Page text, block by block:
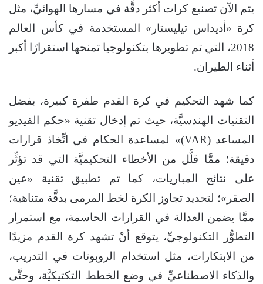
يتم الآن تصنيع كرات أكثر دقَّة في مسارها الهوائيِّ، مثل
كرة «أديداس تيليستار» المستخدمة في كأس العالم
2018، التي تم تطويرها بتكنولوجيا تمنحها استقرارًا أكبر
أثناء الطيران.
كما شهد التحكيم في كرة القدم طفرة كبيرة، بفضل
التقنيات الهندسيَّة، حيث تم إدخال تقنية «حكم الفيديو
المساعد (VAR)» لمساعدة الحكام في اتِّخاذ قرارات
دقيقة؛ ممَّا قلَّل من الأخطاء التحكيميَّة التي قد تؤثِّر
على نتائج المباريات، كما تم تطبيق تقنية «عين
الصقر»؛ لتحديد تجاوز الكرة لخط المرمى بدقَّة متناهية؛
ممَّا يضمن العدالة في القرارات الحاسمة، مع استمرار
التطوُّر التكنولوجيِّ، يتوقع أنْ تشهد كرة القدم مزيدًا
من الابتكارات، مثل استخدام الروبوتات في التدريب،
والذكاء الاصطناعيِّ في وضع الخطط التكتيكيَّة، وحتَّى